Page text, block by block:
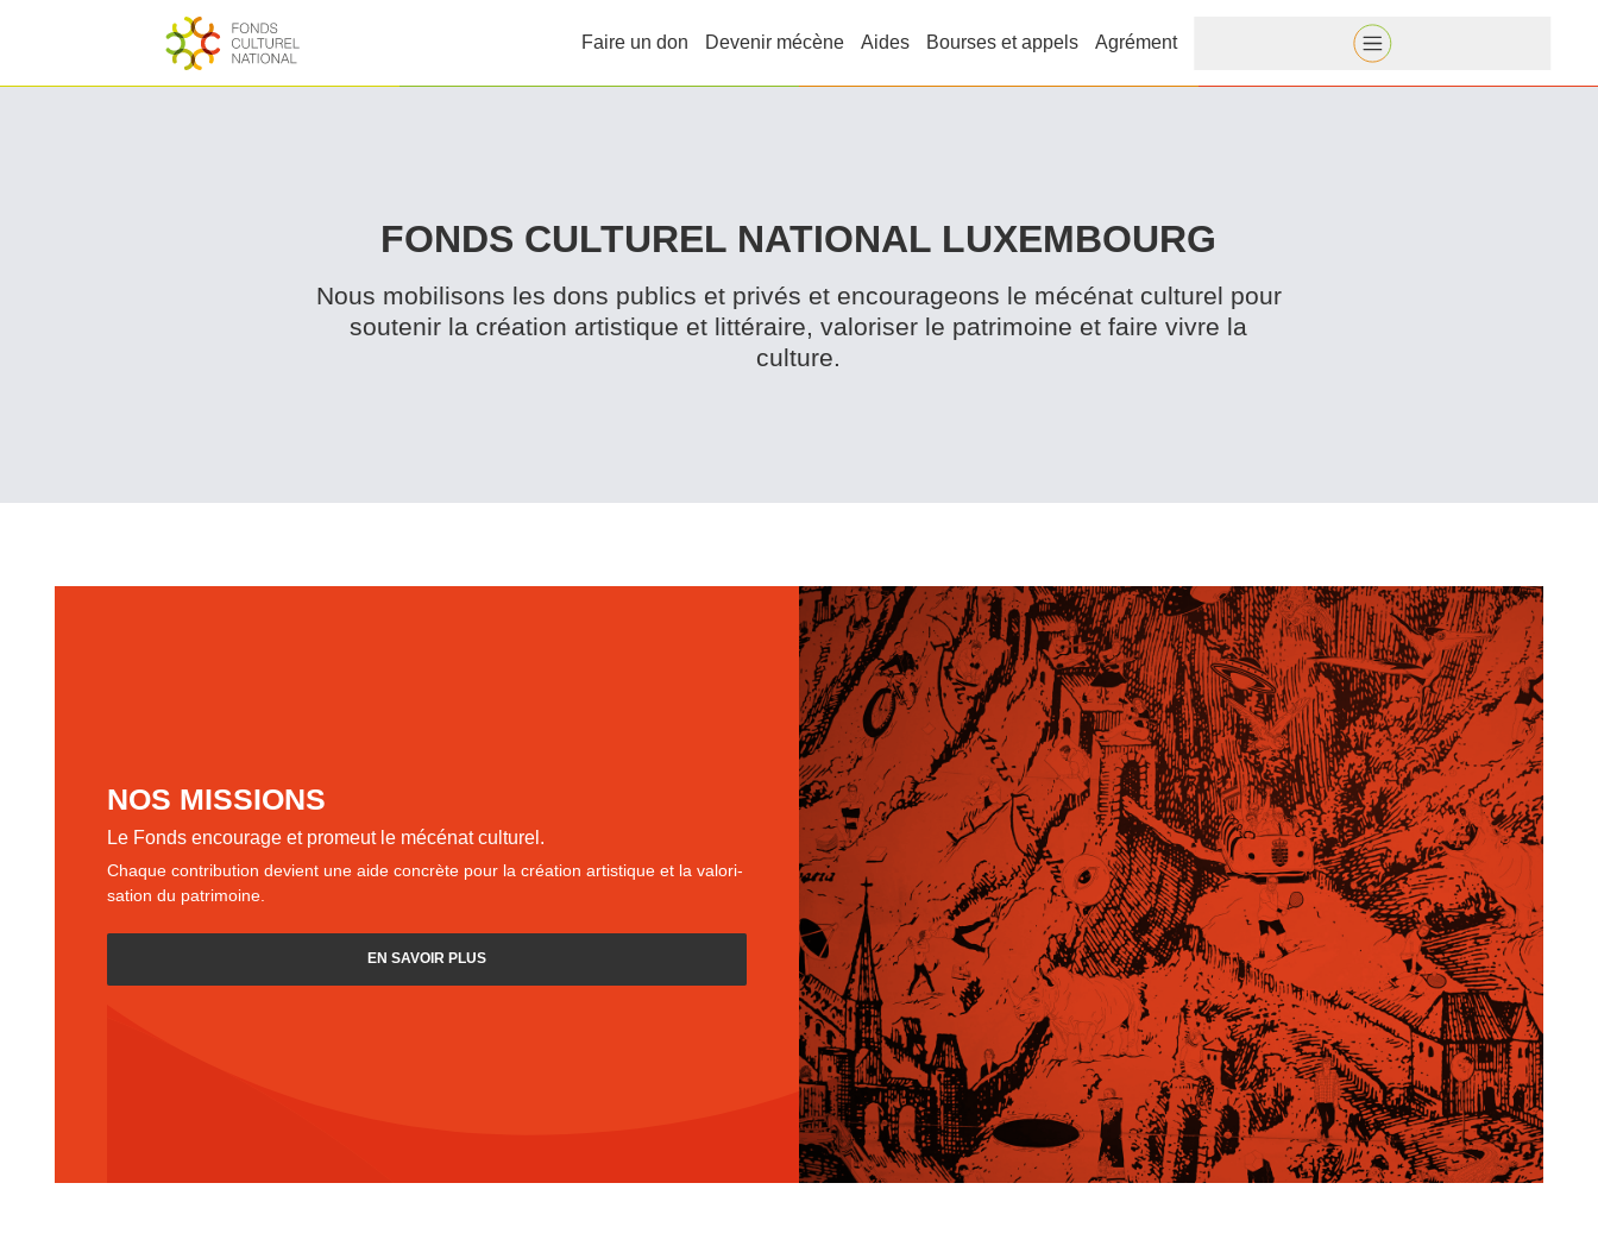
Faire un don Devenir mécène Aides Bourses et appels Agrément
FONDS CULTUREL NATIONAL LUXEMBOURG
Nous mobilisons les dons publics et privés et encour­a­geons le mécénat culturel pour
soutenir la création artistique et littéraire, valoriser le patrimoine et faire vivre la
culture.
NOS MISSIONS
Le Fonds encourage et promeut le mécénat culturel.
Chaque con­tri­bu­tion devient une aide concrète pour la création artistique et la val­ori­
sa­tion du patrimoine.
EN SAVOIR PLUS